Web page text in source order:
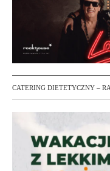
CATERING DIETETYCZNY –